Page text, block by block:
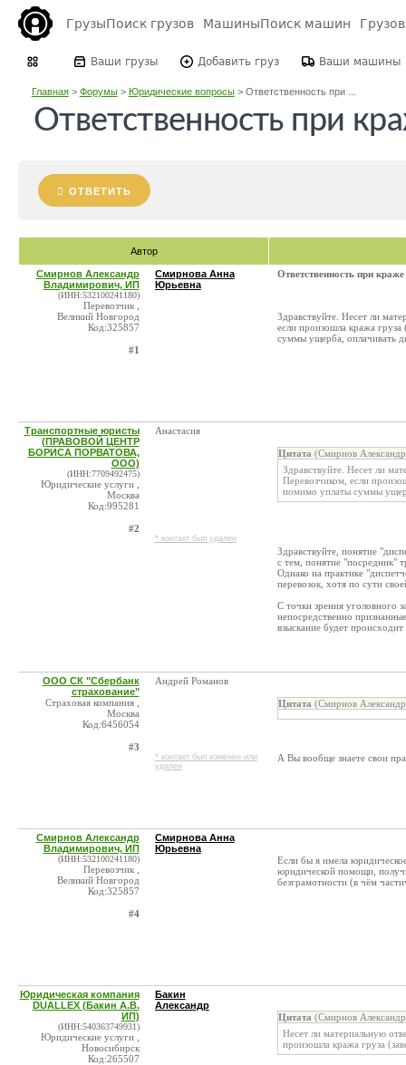
ГрузыПоиск грузов МашиныПоиск машин
Ваши грузы Добавить груз Ваши машины
Главная> Форумы> Юридические вопросы> Ответственность при ...
Ответственность при
ОТВЕТИТЬ
Автор
Смирнов Александр
Владимирович, ИП
(ИНН:532100241180)
Перевозчик ,
Великий Новгород
Код:325857
#1
Смирнова Анна
Юрьевна
Ответственность при краже
Здравствуйте. Несет ли
если произошла кража
суммы ущерба, оплачивать
Транспортные юристы
(ПРАВОВОЙ ЦЕНТР
БОРИСА ПОРВАТОВА,
ООО)
(ИНН:7709492475)
Юридические услуги ,
Москва
Код:995281
#2
Анастасия
* контакт был удален
Цитата (Смирнов
Здравствуйте. Несет ли
Перевозчиком, если
помимо уплаты суммы
Здравствуйте, понятие
с тем, понятие "посредник"
Однако на практике
перевозок, хотя по сути
С точки зрения уголовного
непосредственно
взыскание будет
ООО СК "Сбербанк
страхование"
Страховая компания ,
Москва
Код:6456054
#3
Андрей Романов
* контакт был изменен или
удален
Цитата (Смирнов
А Вы вообще знаете свои
Смирнов Александр
Владимирович, ИП
(ИНН:532100241180)
Перевозчик ,
Великий Новгород
Код:325857
#4
Смирнова Анна
Юрьевна
Если бы я имела
юридической помощи,
безграмотности (в чём
Юридическая компания
DUALLEX (Бакин А.В.
ИП)
(ИНН:540363749931)
Юридические услуги ,
Новосибирск
Код:265507
Бакин
Александр
Цитата (Смирнов
Несет ли материальную
произошла кража груза